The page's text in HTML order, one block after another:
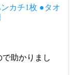
カチ1枚 ●タオ
助かりまし